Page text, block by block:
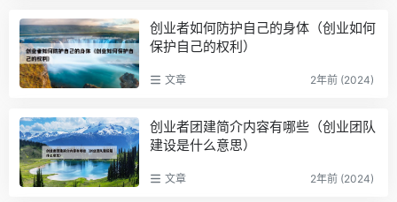
创业者如何防护自己的身体（创业如何
保护自己的权利）
文章 2年前 (2024)
创业者团建简介内容有哪些（创业团队
建设是什么意思）
文章 2年前 (2024)